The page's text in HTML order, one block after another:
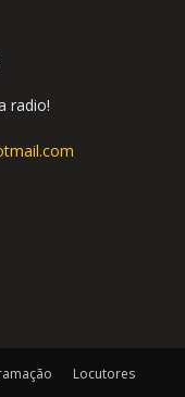
radio!
Locutores